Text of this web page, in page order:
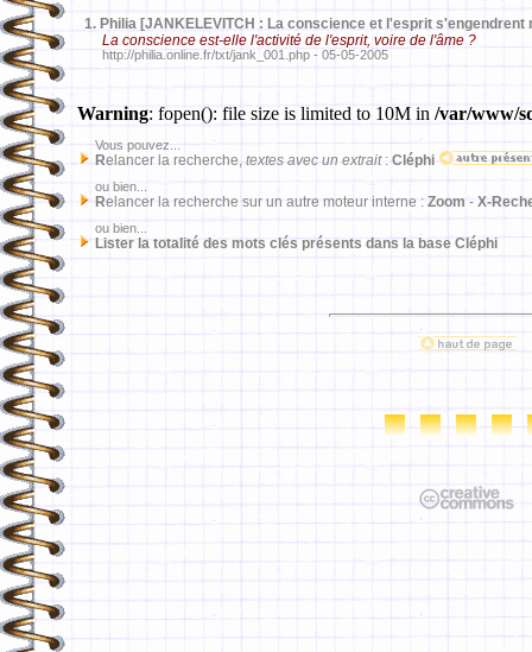
1. Philia [JANKELEVITCH : La conscience et l'esprit s'engendrent
La conscience est-elle l'activité de l'esprit, voire de l'âme ?
http://philia.online.fr/txt/jank_001.php - 05-05-2005
Warning: fopen(): file size is limited to 10M in /var/www/
Vous pouvez...
Relancer la recherche, textes avec un extrait: Cléphi
ou bien...
Relancer la recherche sur un autre moteur interne : Zoom - X-
ou bien...
Lister la totalité des mots clés présents dans la base Cléphi